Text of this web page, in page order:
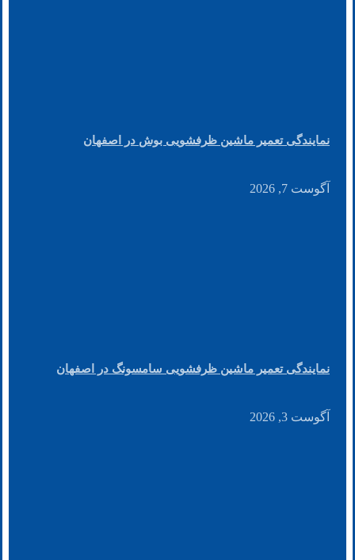
نمایندگی تعمیر ماشین ظرفشویی بوش در اصفهان
آگوست 7, 2026
نمایندگی تعمیر ماشین ظرفشویی سامسونگ در اصفهان
آگوست 3, 2026